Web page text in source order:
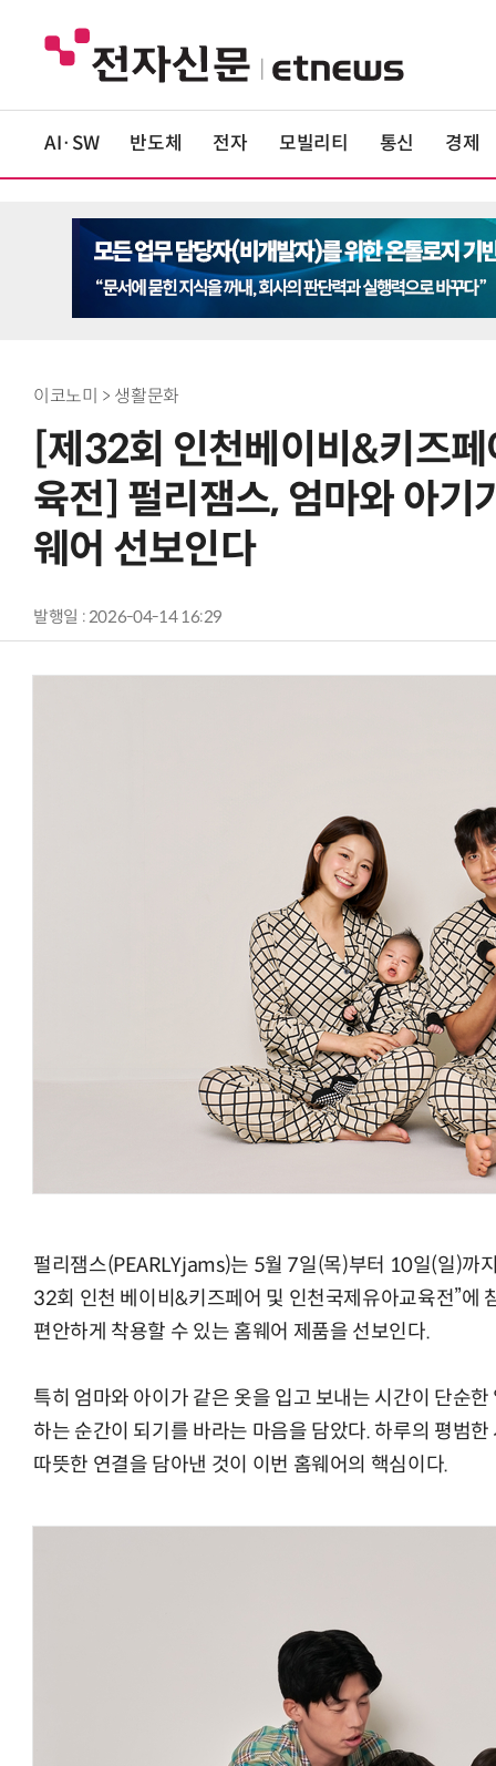
AI·SW 반도체 전자 모빌리티 통신 경제
이코노미 > 생활문화
[제32회 인천베이비&키즈
육전] 펄리잼스, 엄마와 아기
웨어 선보인다
발행일 : 2026-04-14 16:29
펄리잼스(PEARLYjams)는 5월 7일(목)부터 10일(일)까
32회 인천 베이비&키즈페어 및 인천국제유아교육전”에
편안하게 착용할 수 있는 홈웨어 제품을 선보인다.
특히 엄마와 아이가 같은 옷을 입고 보내는 시간이 단순
하는 순간이 되기를 바라는 마음을 담았다. 하루의 평범
따뜻한 연결을 담아낸 것이 이번 홈웨어의 핵심이다.
AI Native Enterprise를 지원하는 AI Ready Data